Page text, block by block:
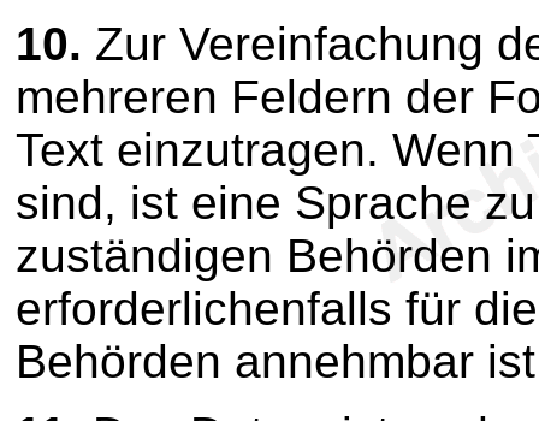
10. Zur Vereinfachung
mehreren Feldern der
Text einzutragen. Wenn
sind, ist eine Sprache
zuständigen Behörden
erforderlichenfalls für
Behörden annehmbar